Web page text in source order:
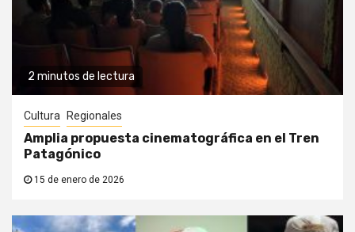
2 minutos de lectura
Cultura Regionales
Amplia propuesta cinematográfica en el Tren
Patagónico
15 de enero de 2026